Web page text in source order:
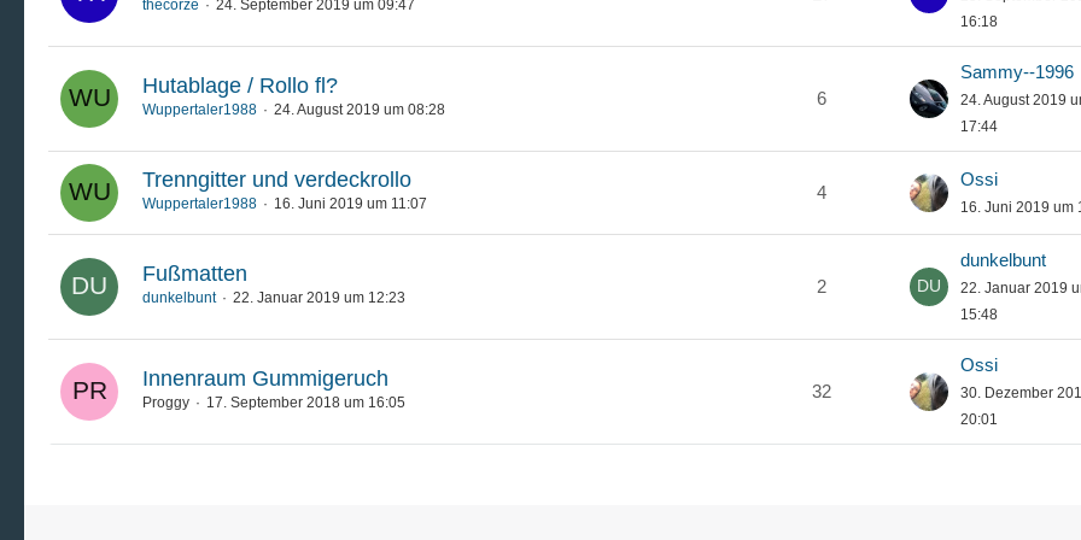
thecorze 24. September 2019 um 09:47
16:18
Hutablage / Rollo fl?
Wuppertaler1988 24. August 2019 um 08:28
6
Sammy--1996
24. August 2019
17:44
Trenngitter und verdeckrollo
Wuppertaler1988 16. Juni 2019 um 11:07
4
Ossi
16. Juni 2019 um
Fußmatten
dunkelbunt 22. Januar 2019 um 12:23
2
dunkelbunt
22. Januar 2019
15:48
Innenraum Gummigeruch
Proggy 17. September 2018 um 16:05
32
Ossi
30. Dezember
20:01